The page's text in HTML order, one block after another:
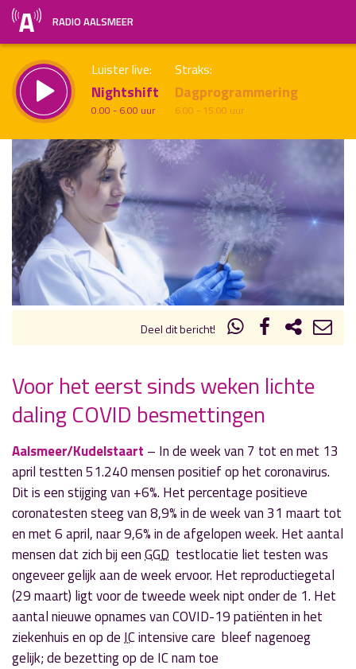
RADIO AALSMEER
Luister live:
Nightshift
0.00 - 6.00 uur
Straks:
Dagprogrammering
6.00 - 15.00 uur
Vorig uur uur 1 van x Volgend uur
Inklappen
Deel dit bericht!
« Vorig nieuwsbericht
Balans na een jaar: 108 Aalsmeerse
coronaboetes
14 april 2021
» Volgend nieuwsbericht
Stel al je vragen over gameverslaving
14 april 2021
Voor het eerst sinds weken lichte
daling COVID besmettingen
Aalsmeer/Kudelstaart – In de week van 7 tot en met 13
april testten 51.240 mensen positief op het coronavirus.
Dit is een stijging van +6%. Het percentage positieve
coronatesten steeg van 8,9% in de week van 31 maart tot
en met 6 april, naar 9,6% in de afgelopen week. Het aantal
mensen dat zich bij eenGGD testlocatie liet testen was
ongeveer gelijk aan de week ervoor. Het reproductiegetal
(29 maart) ligt voor de tweede week nipt onder de 1. Het
aantal nieuwe opnames van COVID-19 patiënten in het
ziekenhuis en op deICintensive care bleef nagenoeg
gelijk; de bezetting op de IC nam toe